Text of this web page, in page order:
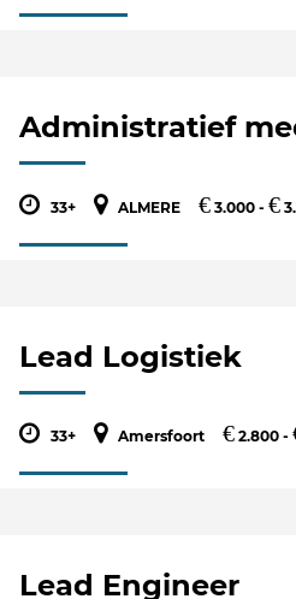
Administratief
33+ ALMERE € 3.000 - €
Lead Logistiek
33+ Amersfoort € 2.800 -
Lead Engineer